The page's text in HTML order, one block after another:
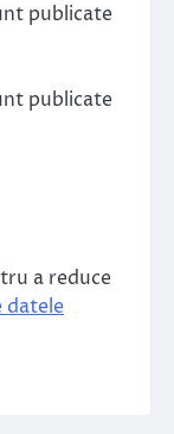
publicate
publicate
a reduce
datele